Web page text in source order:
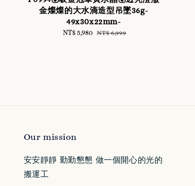
金燦燦的大水滴造型吊墜36g-
49x30x22mm-
Sale
NT$ 5,980 Regular
NT$ 6,999
Our mission
安安靜靜 勤勤懇懇 做一個開心的光的
搬運工